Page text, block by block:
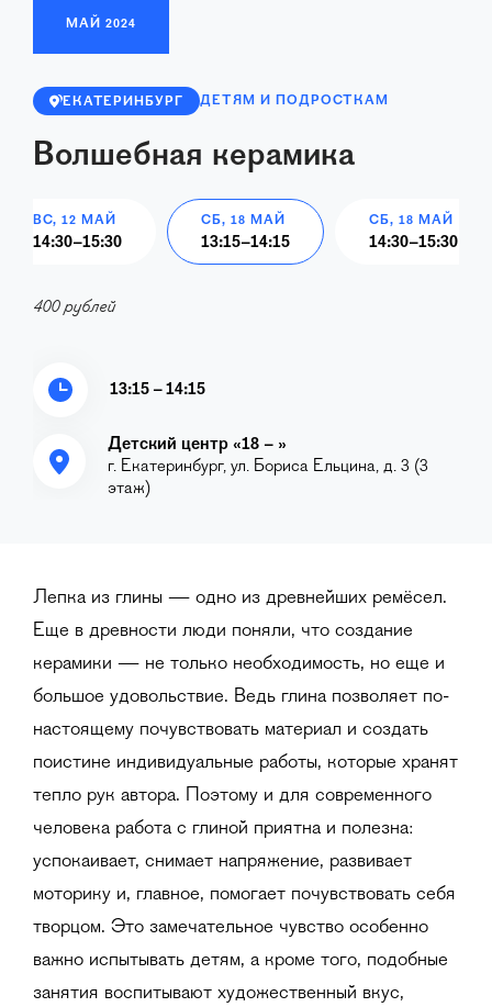
МАЙ 2024
ЕКАТЕРИНБУРГ ДЕТЯМ И ПОДРОСТКАМ
Волшебная керамика
ВС, 12 МАЙ
14:30–15:30
СБ, 18 МАЙ
13:15–14:15
СБ, 18 МАЙ
14:30–15:30
400 рублей
13:15 – 14:15
Детский центр «18 – »
г. Екатеринбург, ул. Бориса Ельцина, д. 3 (3
этаж)
Лепка из глины — одно из древнейших ремёсел.
Еще в древности люди поняли, что создание
керамики — не только необходимость, но еще и
большое удовольствие. Ведь глина позволяет по-
настоящему почувствовать материал и создать
поистине индивидуальные работы, которые хранят
тепло рук автора. Поэтому и для современного
человека работа с глиной приятна и полезна:
успокаивает, снимает напряжение, развивает
моторику и, главное, помогает почувствовать себя
творцом. Это замечательное чувство особенно
важно испытывать детям, а кроме того, подобные
занятия воспитывают художественный вкус,